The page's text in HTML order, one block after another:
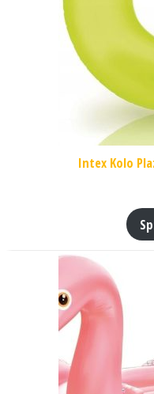
Intex Kolo